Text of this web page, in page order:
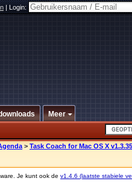
|Login:
Meer
> Task Coach for Mac OS X v1.3.35
Je kunt ook de v1.4.6 (laatste stabiele